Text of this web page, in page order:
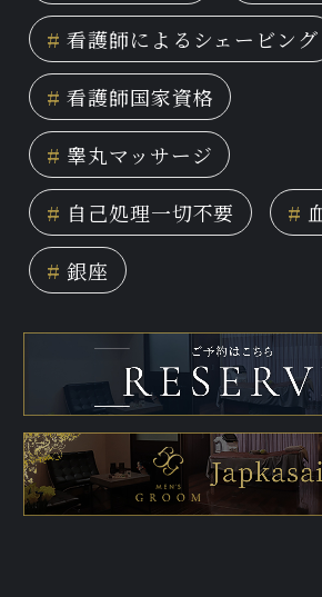
# 看護師によるシェービング
# 看護師国家資格
# 睾丸マッサージ
# 自己処理一切不要 #
# 銀座